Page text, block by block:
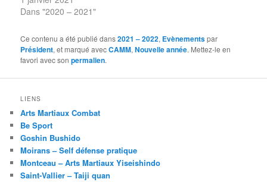
Dans "2020 – 2021"
Ce contenu a été publié dans2021 – 2022, Evènementspar
Président, et marqué avecCAMM,Nouvelle année. Mettez-le en
favori avec sonpermalien.
LIENS
Arts Martiaux Combat
Be Sport
Goshin Bushido
Moirans – Self défense pratique
Montceau – Arts Martiaux Yiseishindo
Saint-Vallier – Taiji quan